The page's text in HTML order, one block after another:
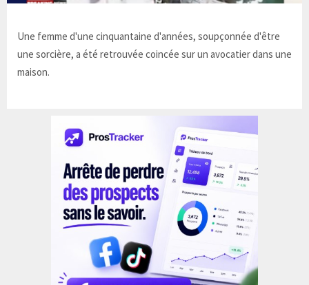
Une femme d'une cinquantaine d'années, soupçonnée d'être
une sorcière, a été retrouvée coincée sur un avocatier dans une
maison.